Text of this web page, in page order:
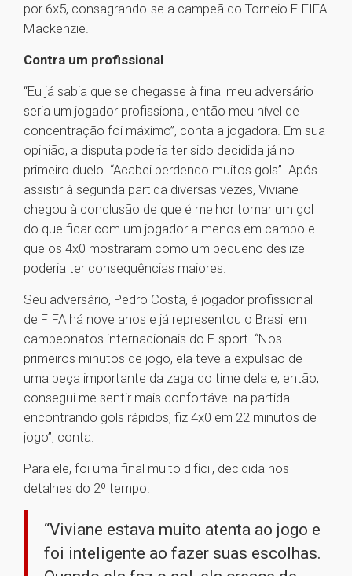
por 6x5, consagrando-se a campeã do Torneio E-FIFA
Mackenzie.
Contra um profissional
“Eu já sabia que se chegasse à final meu adversário
seria um jogador profissional, então meu nível de
concentração foi máximo”, conta a jogadora. Em sua
opinião, a disputa poderia ter sido decidida já no
primeiro duelo. “Acabei perdendo muitos gols”. Após
assistir à segunda partida diversas vezes, Viviane
chegou à conclusão de que é melhor tomar um gol
do que ficar com um jogador a menos em campo e
que os 4x0 mostraram como um pequeno deslize
poderia ter consequências maiores.
Seu adversário, Pedro Costa, é jogador profissional
de FIFA há nove anos e já representou o Brasil em
campeonatos internacionais do E-sport. “Nos
primeiros minutos de jogo, ela teve a expulsão de
uma peça importante da zaga do time dela e, então,
consegui me sentir mais confortável na partida
encontrando gols rápidos, fiz 4x0 em 22 minutos de
jogo”, conta.
Para ele, foi uma final muito difícil, decidida nos
detalhes do 2º tempo.
“Viviane estava muito atenta ao jogo e
foi inteligente ao fazer suas escolhas.